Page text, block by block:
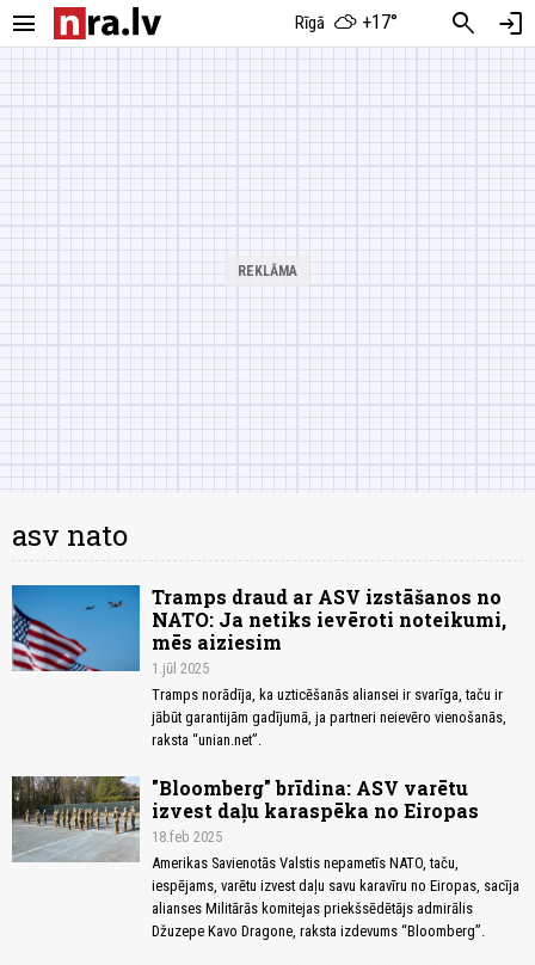
menu Rīgā +17° search login
asv nato
Tramps draud ar ASV izstāšanos no
NATO: Ja netiks ievēroti noteikumi,
mēs aiziesim
1.jūl 2025
Tramps norādīja, ka uzticēšanās aliansei ir svarīga, taču ir
jābūt garantijām gadījumā, ja partneri neievēro vienošanās,
raksta “unian.net”.
"Bloomberg" brīdina: ASV varētu
izvest daļu karaspēka no Eiropas
18.feb 2025
Amerikas Savienotās Valstis nepametīs NATO, taču,
iespējams, varētu izvest daļu savu karavīru no Eiropas, sacīja
alianses Militārās komitejas priekšsēdētājs admirālis
Džuzepe Kavo Dragone, raksta izdevums “Bloomberg”.